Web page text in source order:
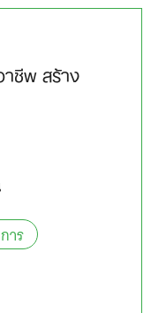
าชีพ สร้าง
าร